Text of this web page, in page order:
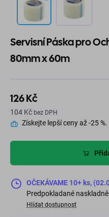
Servisní Páska pro
80mm x 60m
126 Kč
104 Kč bez DPH
Získejte lepší ceny až -25 %.
OČEKÁVAME 10+ ks,
Predpokladané
Hlídat dostupnost